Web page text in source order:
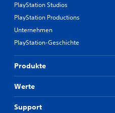
PlayStation Studios
PlayStation Productions
Unternehmen
PlayStation-Geschichte
Produkte
Werte
Support